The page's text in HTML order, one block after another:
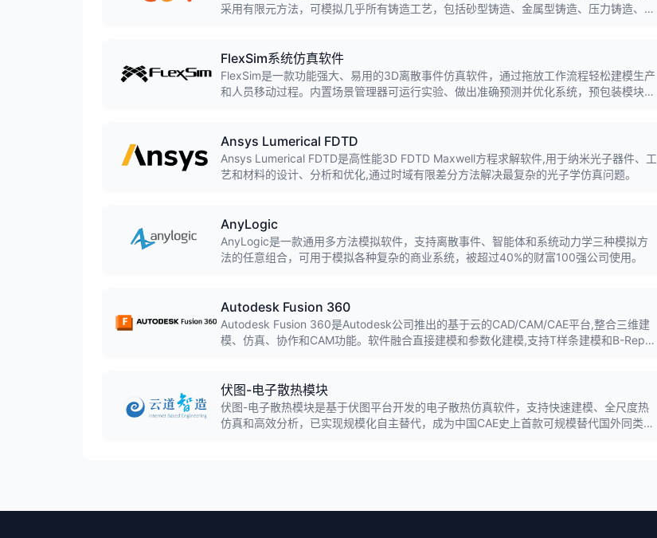
采用有限元方法，可模拟几乎所有铸造工艺，包括砂型铸造、金属型铸造、压力铸造、熔
FlexSim系统仿真软件
FlexSim是一款功能强大、易用的3D离散事件仿真软件，通过拖放工作流程轻松建模生产
和人员移动过程。内置场景管理器可运行实验、做出准确预测并优化系统，预包装模块可
Ansys Lumerical FDTD
Ansys Lumerical FDTD是高性能3D FDTD Maxwell方程求解软件,用于纳米光子器件、工
艺和材料的设计、分析和优化,通过时域有限差分方法解决最复杂的光子学仿真问题。
AnyLogic
AnyLogic是一款通用多方法模拟软件，支持离散事件、智能体和系统动力学三种模拟方
法的任意组合，可用于模拟各种复杂的商业系统，被超过40%的财富100强公司使用。
Autodesk Fusion 360
Autodesk Fusion 360是Autodesk公司推出的基于云的CAD/CAM/CAE平台,整合三维建
模、仿真、协作和CAM功能。软件融合直接建模和参数化建模,支持T样条建模和B-Rep建
伏图-电子散热模块
伏图-电子散热模块是基于伏图平台开发的电子散热仿真软件，支持快速建模、全尺度热
仿真和高效分析，已实现规模化自主替代，成为中国CAE史上首款可规模替代国外同类工